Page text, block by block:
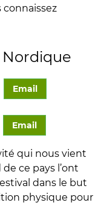
Email
Email
qui nous vient
ce pays l’ont
dans le but
physique pour